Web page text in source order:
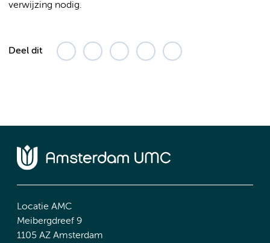
verwijzing nodig.
Deel dit
Locatie AMC
Meibergdreef 9
1105 AZ Amsterdam